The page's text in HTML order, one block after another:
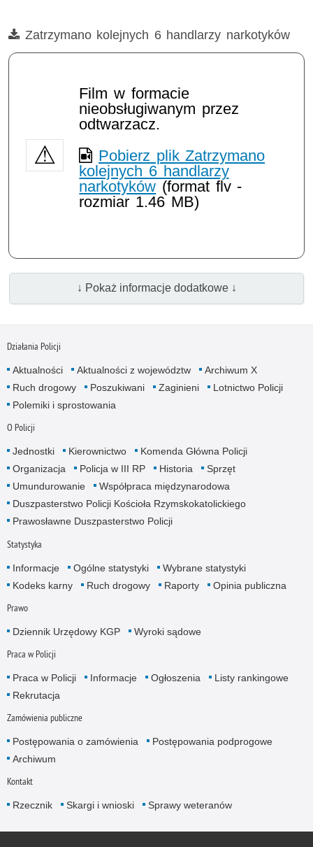
Film
Zatrzymano kolejnych 6 handlarzy narkotyków
Film w formacie
nieobsługiwanym przez
odtwarzacz.
Pobierz plik Zatrzymano
kolejnych 6 handlarzy
narkotyków (format flv -
rozmiar 1.46 MB)
↓ Pokaż informacje dodatkowe ↓
Działania Policji
Aktualności Aktualności z województw
Archiwum X
Ruch drogowy
Poszukiwani Zaginieni
Lotnictwo Policji
Polemiki i sprostowania
O Policji
Jednostki Kierownictwo
Komenda Główna Policji
Organizacja
Policja w III RP Historia
Sprzęt
Umundurowanie
Współpraca międzynarodowa
Duszpasterstwo Policji Kościoła Rzymskokatolickiego
Prawosławne Duszpasterstwo Policji
Statystyka
Informacje Ogólne statystyki
Wybrane statystyki
Kodeks karny
Ruch drogowy Raporty Opinia publiczna
Prawo
Dziennik Urzędowy KGP Wyroki sądowe
Praca w Policji
Praca w Policji Informacje Ogłoszenia
Listy rankingowe
Rekrutacja
Zamówienia publiczne
Postępowania o zamówienia
Postępowania podprogowe
Archiwum
Kontakt
Rzecznik Skargi i wnioski Sprawy weteranów